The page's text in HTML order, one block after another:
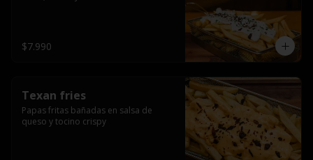
$7.990
Texan fries
Papas fritas bañadas en salsa de
queso y tocino crispy